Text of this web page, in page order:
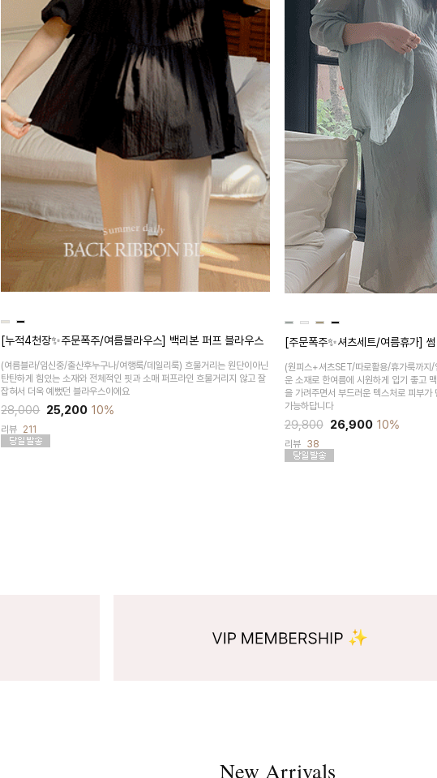
[누적4천장✨주문폭주/여름블라우스] 백리본 퍼프 블라우스
(여름블라/임신중/출산후누구나/여행룩/데일리룩) 흐물거리는 원단이아닌
탄탄하게 힘있는 소재와 전체적인 핏과 소매 퍼프라인 흐물거리지 않고 잘
잡혀서 더욱 예뻤던 블라우스이에요
28,000 25,200 10%
리뷰 211
[주문폭주✨셔츠세트/여름휴가]
(원피스+셔츠SET/따로활용/휴가룩까지
운 소재로 한여름에 시원하게 입기 좋고
을 가려주면서 부드러운 텍스처로 피부가
가능하답니다
29,800 26,900 10%
리뷰 38
New Arrivals